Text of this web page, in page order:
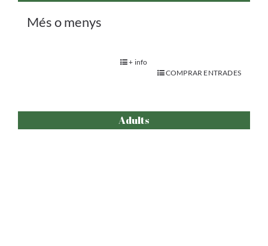
Més o menys
+ info
COMPRAR ENTRADES
Adults